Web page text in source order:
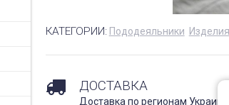
КАТЕГОРИИ: Пододеяльники
ДОСТАВКА
Доставка по регионам